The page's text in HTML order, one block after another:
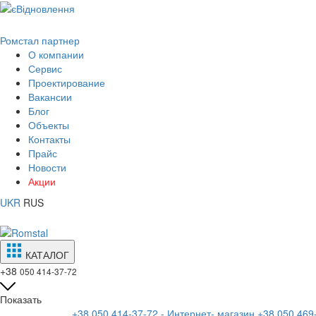
Ромстал партнер
О компании
Сервис
Проектирование
Вакансии
Блог
Объекты
Контакты
Прайс
Новости
Акции
UKR RUS
КАТАЛОГ
+38 050 414-37-72
Показать
+38 050 414-37-72 - Интернет- магазин +38 050